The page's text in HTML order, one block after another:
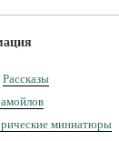
Рассказы
миниатюры